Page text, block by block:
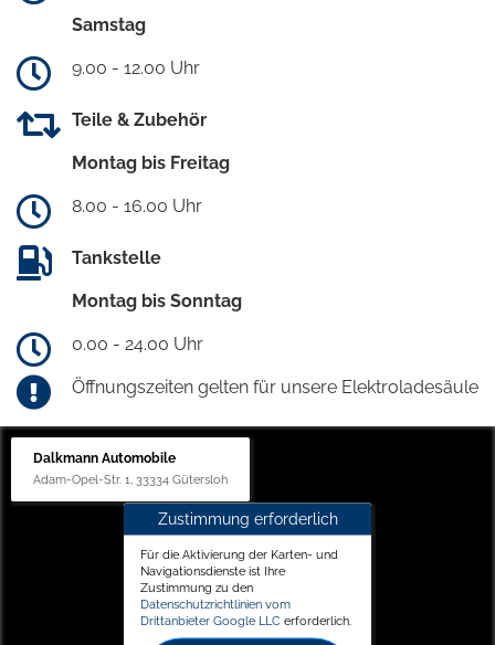
Samstag
9.00 - 12.00 Uhr
Teile & Zubehör
Montag bis Freitag
8.00 - 16.00 Uhr
Tankstelle
Montag bis Sonntag
0.00 - 24.00 Uhr
Öffnungszeiten gelten für unsere Elektroladesäule
Dalkmann Automobile
Adam-Opel-Str. 1, 33334 Gütersloh
Zustimmung erforderlich
Für die Aktivierung der Karten- und
Navigationsdienste ist Ihre
Zustimmung zu den
Datenschutzrichtlinien vom
Drittanbieter Google LLC erforderlich.